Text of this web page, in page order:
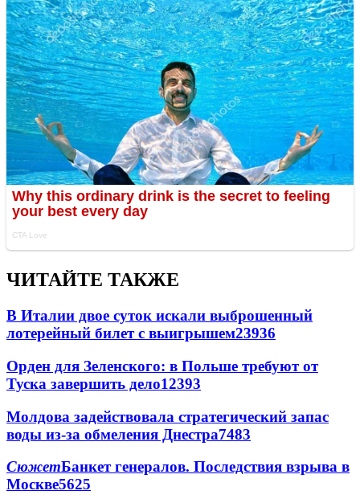
ЧИТАЙТЕ ТАКЖЕ
В Италии двое суток искали выброшенный
лотерейный билет с выигрышем23936
Орден для Зеленского: в Польше требуют от
Туска завершить дело12393
Молдова задействовала стратегический запас
воды из-за обмеления Днестра7483
СюжетБанкет генералов. Последствия взрыва в
Москве5625